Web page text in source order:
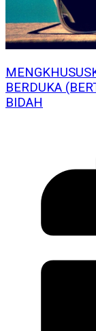
BERDUKA
BIDAH